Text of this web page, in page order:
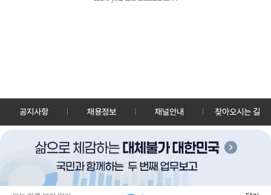
공지사항 채용정보 채널안내 찾아오시는 길
30128 세종특별자치시 정부2청사로 13 한국정책방송원 KTV
TEL: 044-204-8000
Copyrightⓒ KTV 국민방송 All Rights Reserved.
PC버전 앱 다운로드